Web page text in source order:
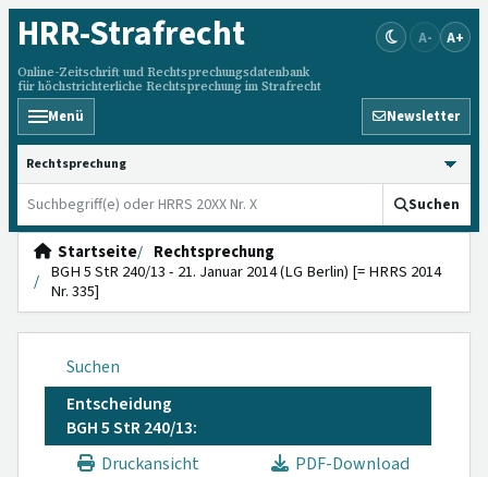
HRR-Strafrecht
Online-Zeitschrift und Rechtsprechungsdatenbank
für höchstrichterliche Rechtsprechung im Strafrecht
A- A+
Menü Newsletter
HRRS durchsuchen
Suchen
Startseite
Rechtsprechung
BGH 5 StR 240/13 - 21. Januar 2014 (LG Berlin) [= HRRS 2014
Nr. 335]
Suchen
Entscheidung
BGH 5 StR 240/13:
Druckansicht
PDF-Download